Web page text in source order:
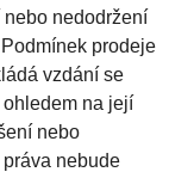
nedodržení
prodeje
vzdání se
na její
nebo
nebude